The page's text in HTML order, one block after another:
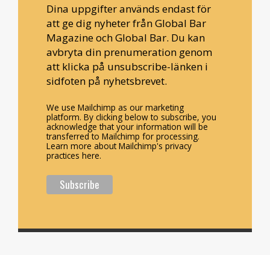
Dina uppgifter används endast för
att ge dig nyheter från Global Bar
Magazine och Global Bar. Du kan
avbryta din prenumeration genom
att klicka på unsubscribe-länken i
sidfoten på nyhetsbrevet.
We use Mailchimp as our marketing
platform. By clicking below to subscribe, you
acknowledge that your information will be
transferred to Mailchimp for processing.
Learn more about Mailchimp's privacy
practices here.